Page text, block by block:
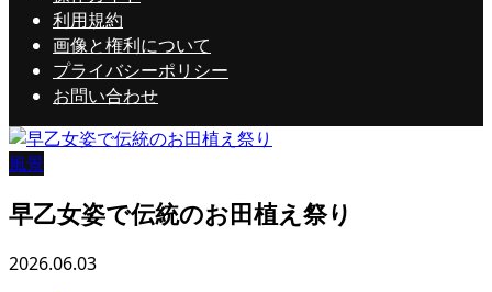
利用規約
画像と権利について
プライバシーポリシー
お問い合わせ
風景
早乙女姿で伝統のお田植え祭り
2026.06.03